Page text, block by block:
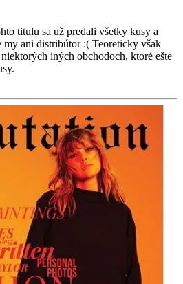
titulu sa už predali všetky kusy a
my ani distribútor :( Teoreticky však
iných obchodoch, ktoré ešte